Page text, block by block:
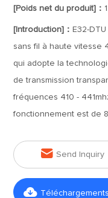
[Poids net du produit]：
[Introduction]： E32-
sans fil à haute vitesse
qui adopte la
de transmission
fréquences 410 -
fonctionnement est de
 Send Inquiry
